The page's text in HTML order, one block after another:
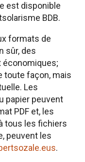
est disponible
BDB.
formats de
sûr, des
économiques;
toute façon, mais
Les
papier peuvent
PDF et, les
tous les fichiers
peuvent les
.